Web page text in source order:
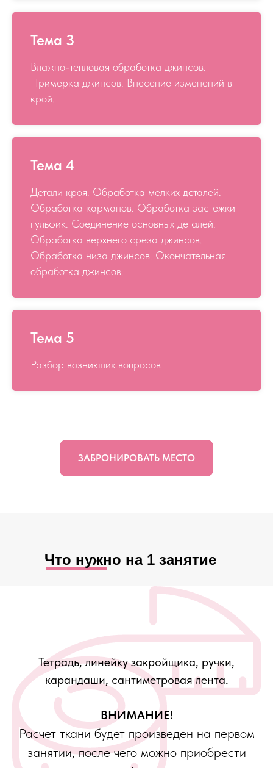
Тема 3
Влажно-тепловая обработка джинсов.
Примерка джинсов. Внесение изменений в
крой.
Тема 4
Детали кроя. Обработка мелких деталей.
Обработка карманов. Обработка застежки
гульфик. Соединение основных деталей.
Обработка верхнего среза джинсов.
Обработка низа джинсов. Окончательная
обработка джинсов.
Тема 5
Разбор возникших вопросов
ЗАБРОНИРОВАТЬ МЕСТО
Что нужно на 1 занятие
Тетрадь, линейку закройщика, ручки,
карандаши, сантиметровая лента.
ВНИМАНИЕ!
Расчет ткани будет произведен на первом
занятии, после чего можно приобрести